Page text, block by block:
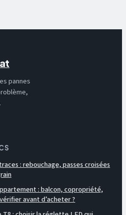
pannes
: rebouchage, passes croisées
: balcon, copropriété,
avant d’acheter ?